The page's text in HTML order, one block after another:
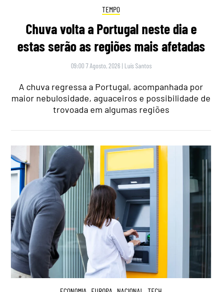
TEMPO
Chuva volta a Portugal neste dia e
estas serão as regiões mais afetadas
09:00 7 Agosto, 2026 | Luís Santos
A chuva regressa a Portugal, acompanhada por
maior nebulosidade, aguaceiros e possibilidade de
trovoada em algumas regiões